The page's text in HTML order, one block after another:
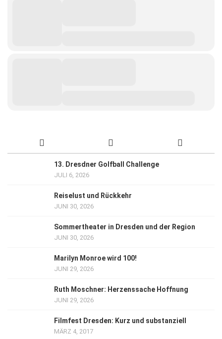
13. Dresdner Golfball Challenge
JULI 6, 2026
Reiselust und Rückkehr
JUNI 30, 2026
Sommertheater in Dresden und der Region
JUNI 30, 2026
Marilyn Monroe wird 100!
JUNI 29, 2026
Ruth Moschner: Herzenssache Hoffnung
JUNI 29, 2026
Filmfest Dresden: Kurz und substanziell
MÄRZ 4, 2017